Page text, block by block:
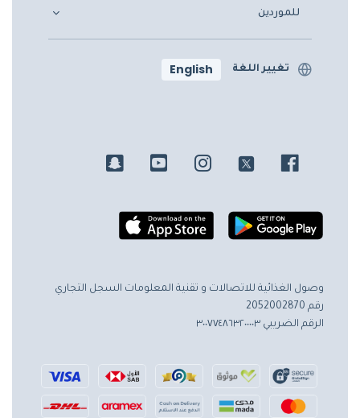
للموردين
تغيير اللغة English
وصول الغذائية للاتصالات و تقنية المعلومات السجل التجاري
رقم 2052002870
الرقم الضريبي ٣٠٠٧٧٤٨٦٣٢٠٠٠٠٣